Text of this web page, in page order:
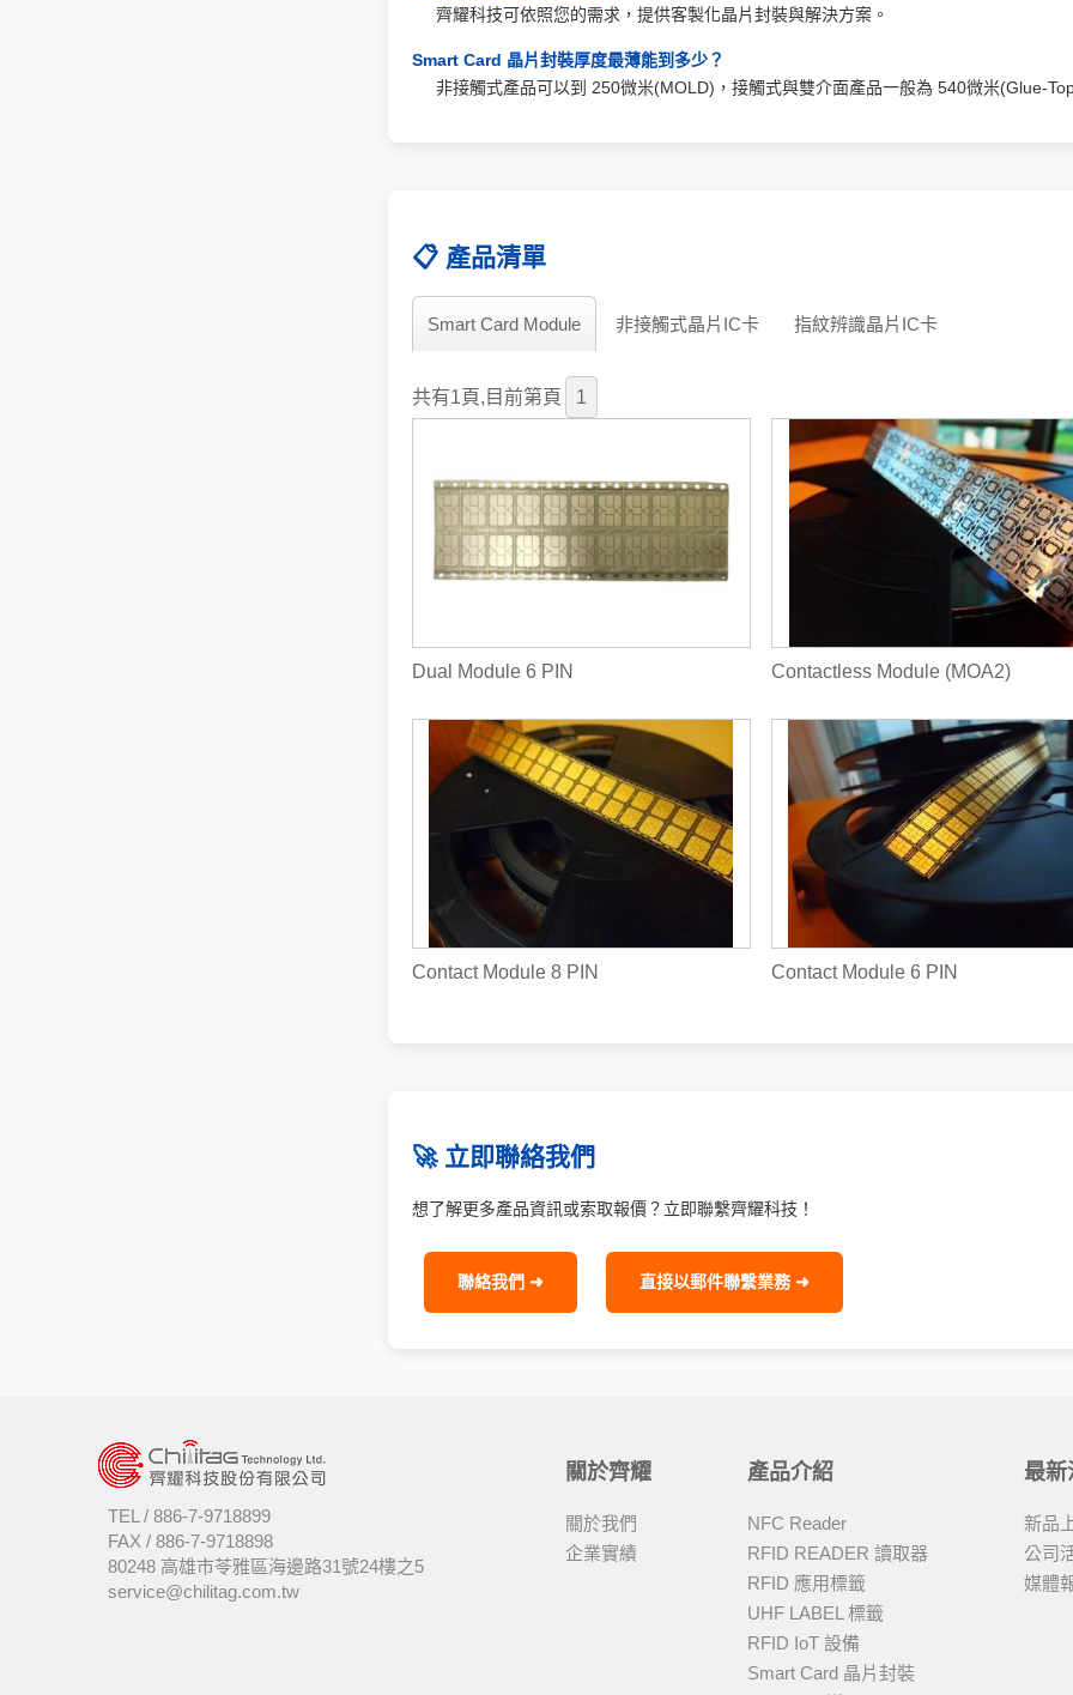
齊耀科技可依照您的需求，提供客製化晶片封裝與解決方案。
Smart Card 晶片封裝厚度最薄能到多少？
非接觸式產品可以到 250微米(MOLD)，接觸式與雙介面產品一般為 540微米(Glue-
📋 產品清單
Smart Card Module 非接觸式晶片IC卡 指紋辨識晶片IC卡
共有1頁,目前第頁 1
Dual Module 6 PIN Contactless Module (MOA2)
Contact Module 8 PIN Contact Module 6 PIN
🚀 立即聯絡我們
想了解更多產品資訊或索取報價？立即聯繫齊耀科技！
聯絡我們 ➜ 直接以郵件聯繫業務 ➜
TEL / 886-7-9718899
FAX / 886-7-9718898
80248 高雄市苓雅區海邊路31號24樓之5
service@chilitag.com.tw
關於齊耀
關於我們
企業實績
產品介紹
NFC Reader
RFID READER 讀取器
RFID 應用標籤
UHF LABEL 標籤
RFID IoT 設備
Smart Card 晶片封裝
最新
新品
公司
媒體